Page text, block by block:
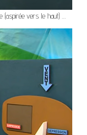
(aspirée vers le haut) …